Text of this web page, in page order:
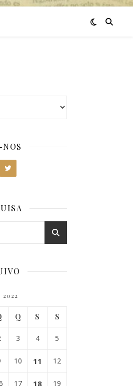
2022
Q S S
3 4 5
10 11 12
17 18 19